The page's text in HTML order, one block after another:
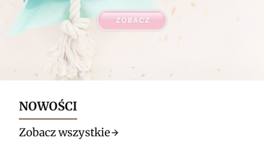
NOWOŚCI
Zobacz wszystkie